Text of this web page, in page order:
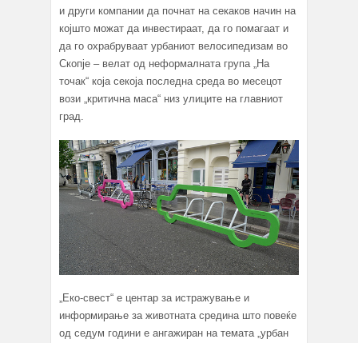
и други компании да почнат на секаков начин на
којшто можат да инвестираат, да го помагаат и
да го охрабруваат урбаниот велосипедизам во
Скопје – велат од неформалната група „На
точак“ која секоја последна среда во месецот
вози „критична маса“ низ улиците на главниот
град.
„Еко-свест“ е центар за истражување и
информирање за животната средина што повеќе
од седум години е ангажиран на темата „урбан